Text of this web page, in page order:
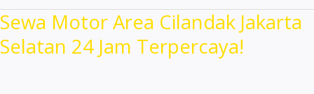
Terdekat
Pulo
Gadung
Sewa Motor Area Cilandak Jakarta
Selatan 24 Jam Terpercaya!